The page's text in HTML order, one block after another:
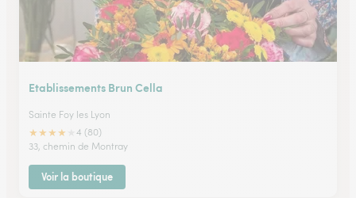
Etablissements Brun Cella
Sainte Foy les Lyon
★★★★
4 (80)
33, chemin de Montray
Voir la boutique